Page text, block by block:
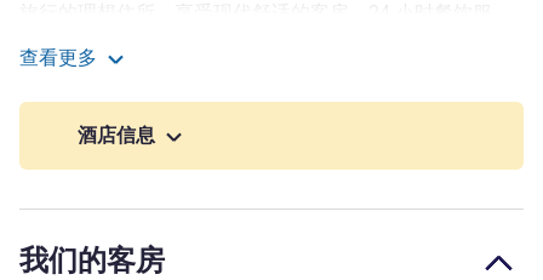
日），以及马德里的大型会议中心（设有多功能活动区）。
入住位于萨拉曼卡区中心的马德里中心诺富特酒店，占据高
端宜居商圈，轻松玩转全城。酒店距 Retiro 公园和
选择。只需 5 分钟即可抵达地铁站，只需 10 分钟即可抵达
里的优越位置。
查看更多
酒店信息
我们的客房